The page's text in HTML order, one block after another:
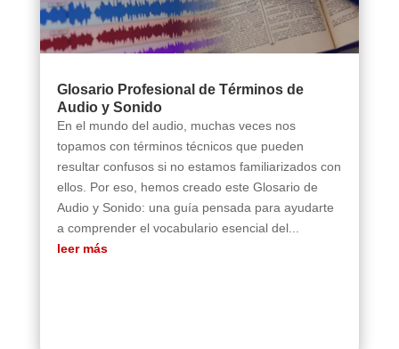
Glosario Profesional de Términos de
Audio y Sonido
En el mundo del audio, muchas veces nos
topamos con términos técnicos que pueden
resultar confusos si no estamos familiarizados con
ellos. Por eso, hemos creado este Glosario de
Audio y Sonido: una guía pensada para ayudarte
a comprender el vocabulario esencial del...
leer más